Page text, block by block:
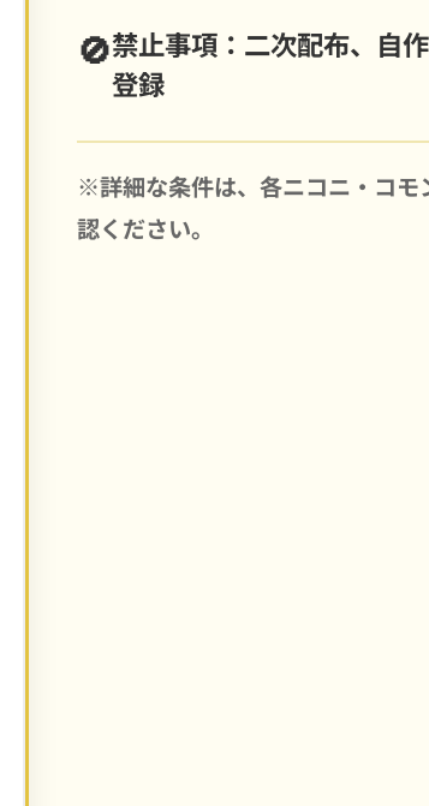
禁止事項：二次配布、自
登録
※詳細な条件は、各ニコニ・コモ
認ください。